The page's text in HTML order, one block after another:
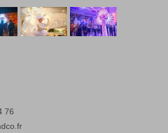
76